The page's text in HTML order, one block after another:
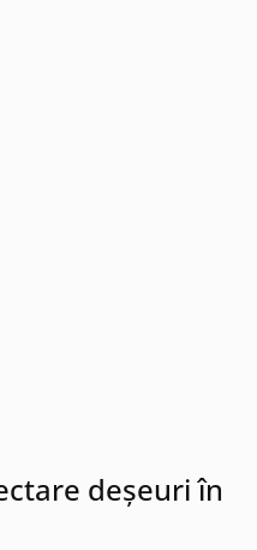
deșeuri în